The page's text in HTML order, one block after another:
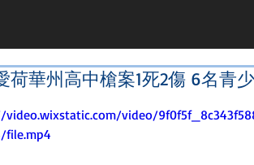
荷華州高中槍案1死2傷 6名青
video/
file.mp4